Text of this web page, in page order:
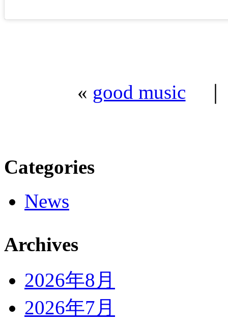
« good music
Categories
News
Archives
2026年8月
2026年7月